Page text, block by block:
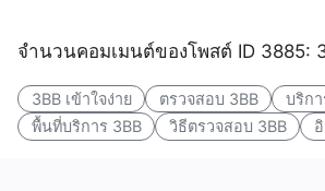
จำนวนคอมเมนต์ของโพสต์ ID 3885:
3BB เข้าใจง่าย ตรวจสอบ 3BB
บริก
พื้นที่บริการ 3BB
วิธีตรวจสอบ 3BB